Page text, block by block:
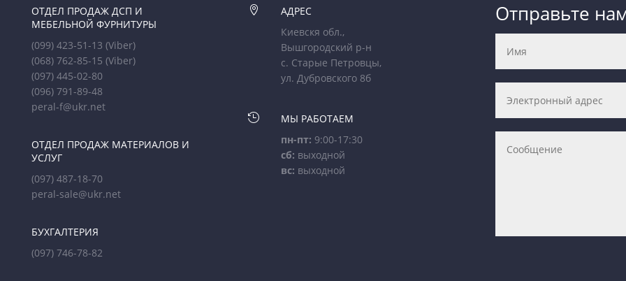
ОТДЕЛ ПРОДАЖ ДСП И
МЕБЕЛЬНОЙ ФУРНИТУРЫ
(099) 423-51-13(Viber)
(068) 762-85-15(Viber)
(097) 445-02-80
(096) 791-89-48
peral-f@ukr.net
ОТДЕЛ ПРОДАЖ МАТЕРИАЛОВ И
УСЛУГ
(097) 487-18-70
peral-sale@ukr.net
БУХГАЛТЕРИЯ
(097) 746-78-82

АДРЕС
Киевскя обл.,
Вышгородский р-н
с. Старые Петровцы,
ул. Дубровского 8б

МЫ РАБОТАЕМ
пн-пт: 9:00-17:30
сб: выходной
вс: выходной
Отправьте